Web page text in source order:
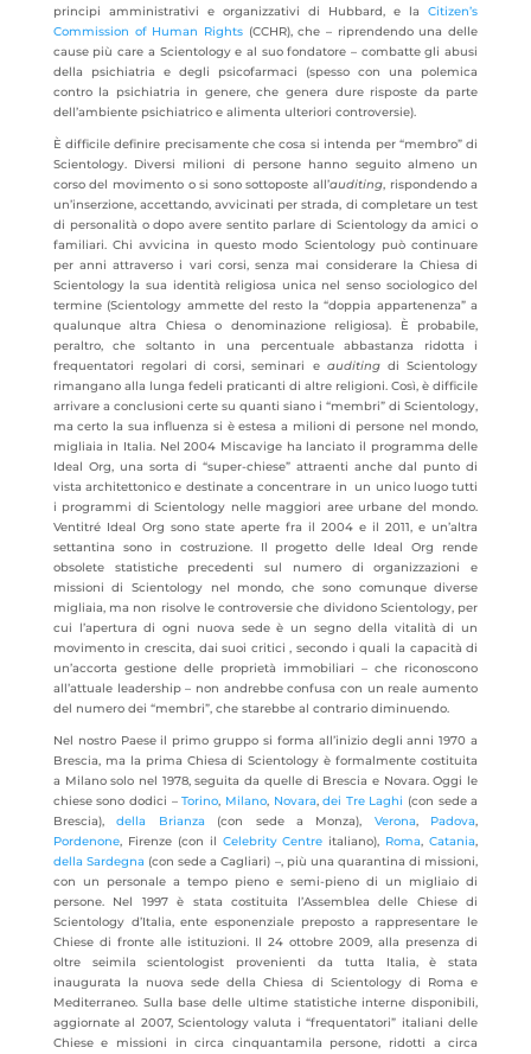
principi amministrativi e organizzativi di Hubbard, e laCitizen’s
Commission of Human Rights(CCHR), che – riprendendo una delle
cause più care a Scientology e al suo fondatore – combatte gli abusi
della psichiatria e degli psicofarmaci (spesso con una polemica
contro la psichiatria in genere, che genera dure risposte da parte
dell’ambiente psichiatrico e alimenta ulteriori controversie).
È difficile definire precisamente che cosa si intenda per “membro” di
Scientology. Diversi milioni di persone hanno seguito almeno un
corso del movimento o si sono sottoposte all’auditing, rispondendo a
un’inserzione, accettando, avvicinati per strada, di completare un test
di personalità o dopo avere sentito parlare di Scientology da amici o
familiari. Chi avvicina in questo modo Scientology può continuare
per anni attraverso i vari corsi, senza mai considerare la Chiesa di
Scientology la sua identità religiosa unica nel senso sociologico del
termine (Scientology ammette del resto la “doppia appartenenza” a
qualunque altra Chiesa o denominazione religiosa). È probabile,
peraltro, che soltanto in una percentuale abbastanza ridotta i
frequentatori regolari di corsi, seminari e auditingdi Scientology
rimangano alla lunga fedeli praticanti di altre religioni. Così, è difficile
arrivare a conclusioni certe su quanti siano i “membri” di Scientology,
ma certo la sua influenza si è estesa a milioni di persone nel mondo,
migliaia in Italia. Nel 2004 Miscavige ha lanciato il programma delle
Ideal Org, una sorta di “super-chiese” attraenti anche dal punto di
vista architettonico e destinate a concentrare in un unico luogo tutti
i programmi di Scientology nelle maggiori aree urbane del mondo.
Ventitré Ideal Org sono state aperte fra il 2004 e il 2011, e un’altra
settantina sono in costruzione. Il progetto delle Ideal Org rende
obsolete statistiche precedenti sul numero di organizzazioni e
missioni di Scientology nel mondo, che sono comunque diverse
migliaia, ma non risolve le controversie che dividono Scientology, per
cui l’apertura di ogni nuova sede è un segno della vitalità di un
movimento in crescita, dai suoi critici , secondo i quali la capacità di
un’accorta gestione delle proprietà immobiliari – che riconoscono
all’attuale leadership – non andrebbe confusa con un reale aumento
del numero dei “membri”, che starebbe al contrario diminuendo.
Nel nostro Paese il primo gruppo si forma all’inizio degli anni 1970 a
Brescia, ma la prima Chiesa di Scientology è formalmente costituita
a Milano solo nel 1978, seguita da quelle di Brescia e Novara. Oggi le
chiese sono dodici –Torino, Milano, Novara,dei Tre Laghi (con sede a
Brescia),della Brianza (con sede a Monza), Verona, Padova,
Pordenone, Firenze (con il Celebrity Centre italiano), Roma,Catania,
della Sardegna (con sede a Cagliari) –, più una quarantina di missioni,
con un personale a tempo pieno e semi-pieno di un migliaio di
persone. Nel 1997 è stata costituita l’Assemblea delle Chiese di
Scientology d’Italia, ente esponenziale preposto a rappresentare le
Chiese di fronte alle istituzioni. Il 24 ottobre 2009, alla presenza di
oltre seimila scientologist provenienti da tutta Italia, è stata
inaugurata la nuova sede della Chiesa di Scientology di Roma e
Mediterraneo. Sulla base delle ultime statistiche interne disponibili,
aggiornate al 2007, Scientology valuta i “frequentatori” italiani delle
Chiese e missioni in circa cinquantamila persone, ridotti a circa